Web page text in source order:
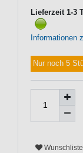
Lieferzeit 1-3
Informationen
Nur noch 5
Wunschliste